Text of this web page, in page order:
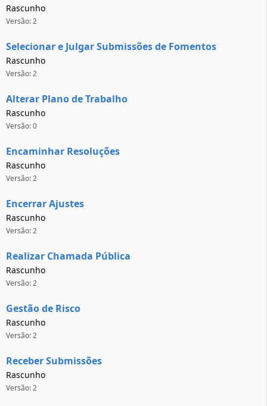
Rascunho
Versão: 2
Selecionar e Julgar Submissões de Fomentos
Rascunho
Versão: 2
Alterar Plano de Trabalho
Rascunho
Versão: 0
Encaminhar Resoluções
Rascunho
Versão: 2
Encerrar Ajustes
Rascunho
Versão: 2
Realizar Chamada Pública
Rascunho
Versão: 2
Gestão de Risco
Rascunho
Versão: 2
Receber Submissões
Rascunho
Versão: 2